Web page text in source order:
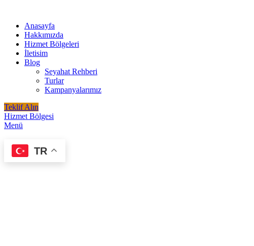
Anasayfa
Hakkımızda
Hizmet Bölgeleri
İletisim
Blog
Seyahat Rehberi
Turlar
Kampanyalarımız
Teklif Alın
Hizmet Bölgesi
Menü
TR